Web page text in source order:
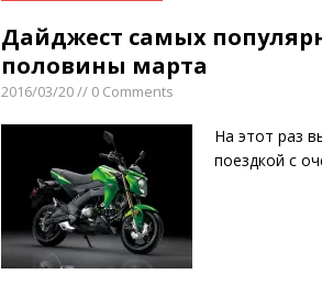
Дайджест самых
половины марта
2016/03/20 // 0 Comments
На этот раз
поездкой с